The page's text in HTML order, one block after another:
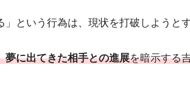
という行為は、現状を打破しようと
夢に出てきた相手との進展を暗示する